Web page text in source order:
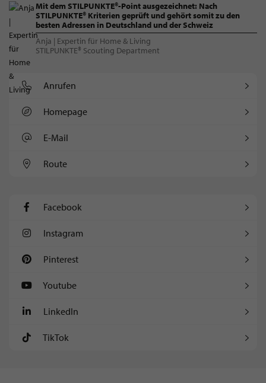
Mit dem STILPUNKTE®-Point ausgezeichnet: Nach
STILPUNKTE® Kriterien geprüft und gehört somit zu den
besten Adressen in Deutschland und der Schweiz
Anja | Expertin für Home & Living
STILPUNKTE® Scouting Department
Anrufen
Homepage
E-Mail
Route
Facebook
Instagram
Pinterest
Youtube
LinkedIn
TikTok